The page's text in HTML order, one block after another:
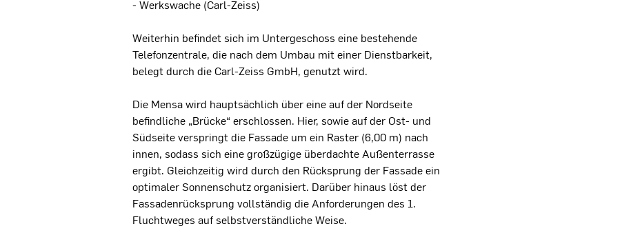
- Werkswache (Carl-Zeiss)
Weiterhin befindet sich im Untergeschoss eine bestehende
Telefonzentrale, die nach dem Umbau mit einer Dienstbarkeit,
belegt durch die Carl-Zeiss GmbH, genutzt wird.
Die Mensa wird hauptsächlich über eine auf der Nordseite
befindliche „Brücke“ erschlossen. Hier, sowie auf der Ost- und
Südseite verspringt die Fassade um ein Raster (6,00 m) nach
innen, sodass sich eine großzügige überdachte Außenterrasse
ergibt. Gleichzeitig wird durch den Rücksprung der Fassade ein
optimaler Sonnenschutz organisiert. Darüber hinaus löst der
Fassadenrücksprung vollständig die Anforderungen des 1.
Fluchtweges auf selbstverständliche Weise.